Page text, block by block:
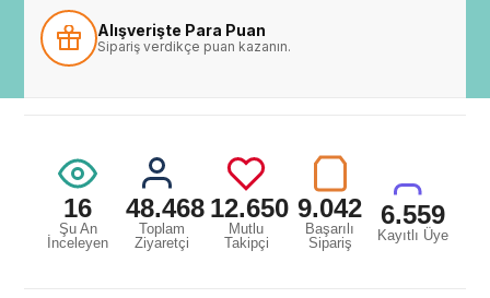
Alışverişte Para Puan
Sipariş verdikçe puan kazanın.
16
Şu An
İnceleyen
48.468
Toplam
Ziyaretçi
12.650
Mutlu
Takipçi
9.042
Başarılı
Sipariş
6.559
Kayıtlı Üye